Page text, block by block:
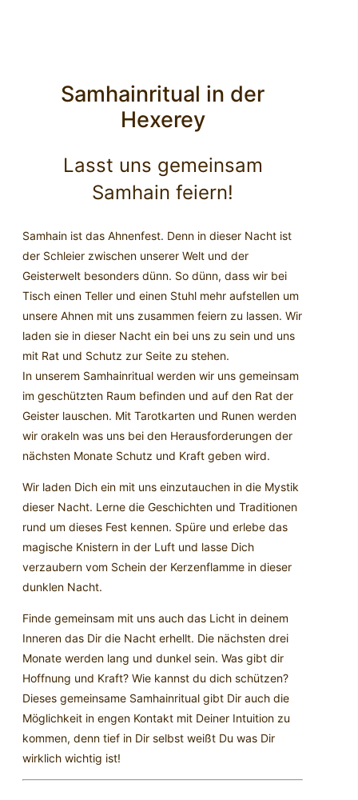
Samhainritual in der
Hexerey
Lasst uns gemeinsam
Samhain feiern!
Samhain ist das Ahnenfest. Denn in dieser Nacht ist
der Schleier zwischen unserer Welt und der
Geisterwelt besonders dünn. So dünn, dass wir bei
Tisch einen Teller und einen Stuhl mehr aufstellen um
unsere Ahnen mit uns zusammen feiern zu lassen. Wir
laden sie in dieser Nacht ein bei uns zu sein und uns
mit Rat und Schutz zur Seite zu stehen.
In unserem Samhainritual werden wir uns gemeinsam
im geschützten Raum befinden und auf den Rat der
Geister lauschen. Mit Tarotkarten und Runen werden
wir orakeln was uns bei den Herausforderungen der
nächsten Monate Schutz und Kraft geben wird.
Wir laden Dich ein mit uns einzutauchen in die Mystik
dieser Nacht. Lerne die Geschichten und Traditionen
rund um dieses Fest kennen. Spüre und erlebe das
magische Knistern in der Luft und lasse Dich
verzaubern vom Schein der Kerzenflamme in dieser
dunklen Nacht.
Finde gemeinsam mit uns auch das Licht in deinem
Inneren das Dir die Nacht erhellt. Die nächsten drei
Monate werden lang und dunkel sein. Was gibt dir
Hoffnung und Kraft? Wie kannst du dich schützen?
Dieses gemeinsame Samhainritual gibt Dir auch die
Möglichkeit in engen Kontakt mit Deiner Intuition zu
kommen, denn tief in Dir selbst weißt Du was Dir
wirklich wichtig ist!